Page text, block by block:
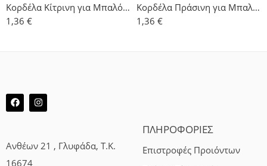
Κορδέλα Κίτρινη για Μπαλόνια 500μ
1,36 €
Κορδέλα Πράσινη για Μπαλόνια 500μ
1,36 €
Ανθέων 21 , Γλυφάδα, Τ.Κ.
16674
ΠΛΗΡΟΦΟΡΙΕΣ
Επιστροφές Προιόντων